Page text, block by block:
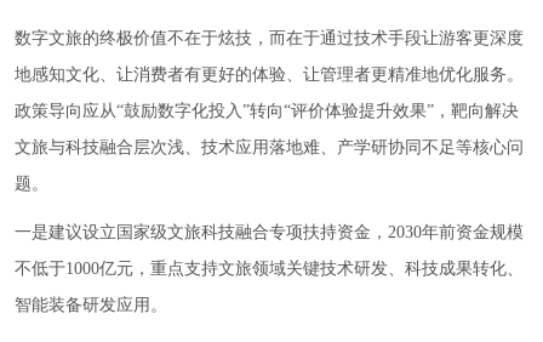
数字文旅的终极价值不在于炫技，而在于通过技术手段让游客更深度
地感知文化、让消费者有更好的体验、让管理者更精准地优化服务。
政策导向应从“鼓励数字化投入”转向“评价体验提升效果”，靶向解决
文旅与科技融合层次浅、技术应用落地难、产学研协同不足等核心问
题。
一是建议设立国家级文旅科技融合专项扶持资金，2030年前资金规模
不低于1000亿元，重点支持文旅领域关键技术研发、科技成果转化、
智能装备研发应用。